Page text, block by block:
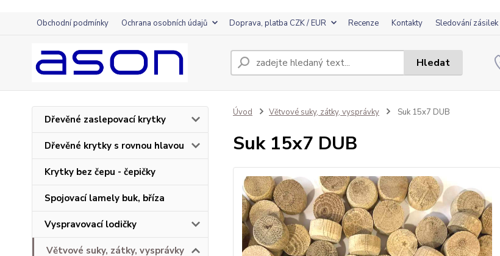
Obchodní podmínky Ochrana osobních údajů Doprava, platba CZK / EUR Recenze Kontakty Sledování zásilek
Hledat
Dřevěné zaslepovací krytky
Dřevěné krytky s rovnou hlavou
Krytky bez čepu - čepičky
Spojovací lamely buk, bříza
Vyspravovací lodičky
Větvové suky, zátky, vysprávky
Úvod Větvové suky, zátky, vysprávky Suk 15x7 DUB
Suk 15x7 DUB